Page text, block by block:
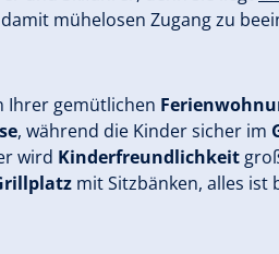
mühelosen Zugang zu
Ihrer gemütlichen
, während die Kinder sicher im
wird Kinderfreundlichkeit
mit Sitzbänken, alles ist